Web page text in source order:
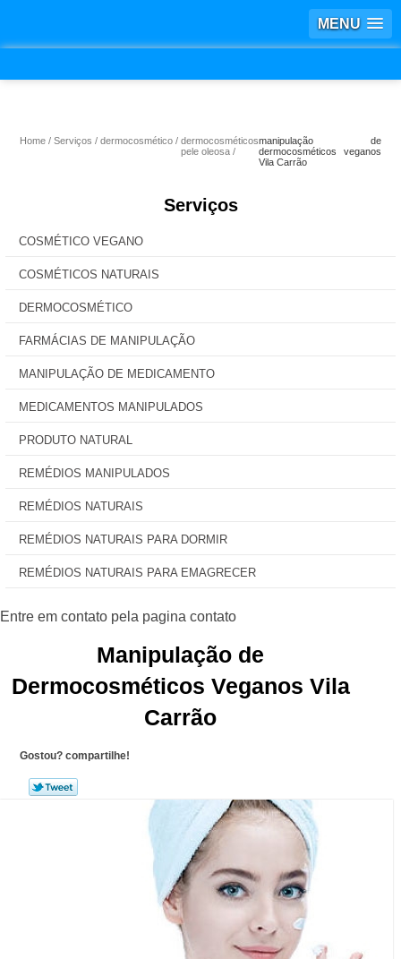
MENU
Home Serviços dermocosmético
dermocosméticos
pele oleosa
manipulação de
dermocosméticos veganos
Vila Carrão
Serviços
COSMÉTICO VEGANO
COSMÉTICOS NATURAIS
DERMOCOSMÉTICO
FARMÁCIAS DE MANIPULAÇÃO
MANIPULAÇÃO DE MEDICAMENTO
MEDICAMENTOS MANIPULADOS
PRODUTO NATURAL
REMÉDIOS MANIPULADOS
REMÉDIOS NATURAIS
REMÉDIOS NATURAIS PARA DORMIR
REMÉDIOS NATURAIS PARA EMAGRECER
Manipulação de
Dermocosméticos Veganos Vila
Carrão
Gostou? compartilhe!